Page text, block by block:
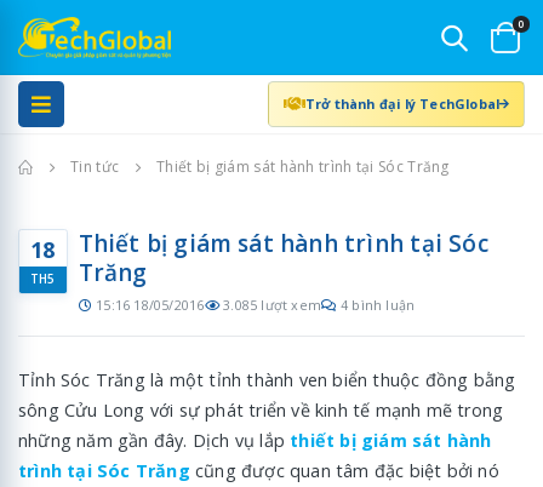
0
Trở thành đại lý TechGlobal
Trang chủ
Tin tức Thiết bị giám sát hành trình tại Sóc Trăng
18
TH5
Thiết bị giám sát hành trình tại Sóc
Trăng
15:16 18/05/2016 3.085 lượt xem 4 bình luận
Tỉnh Sóc Trăng là một tỉnh thành ven biển thuộc đồng bằng
sông Cửu Long với sự phát triển về kinh tế mạnh mẽ trong
những năm gần đây. Dịch vụ lắp thiết bị giám sát hành
trình tại Sóc Trăng cũng được quan tâm đặc biệt bởi nó